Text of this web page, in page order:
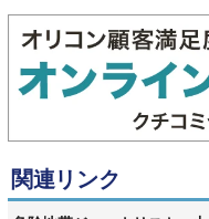
関連リンク